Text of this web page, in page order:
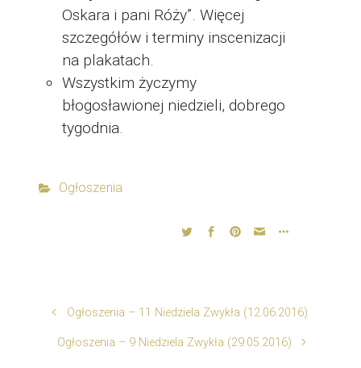
Oskara i pani Róży”. Więcej
szczegółów i terminy inscenizacji
na plakatach.
Wszystkim życzymy
błogosławionej niedzieli, dobrego
tygodnia.
Ogłoszenia
Ogłoszenia – 11 Niedziela Zwykła (12.06.2016)
Ogłoszenia – 9 Niedziela Zwykła (29.05.2016)